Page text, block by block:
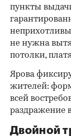
пункты
не нужна
потолки,
Ярова
жителей:
всей
раздражение
Двойной